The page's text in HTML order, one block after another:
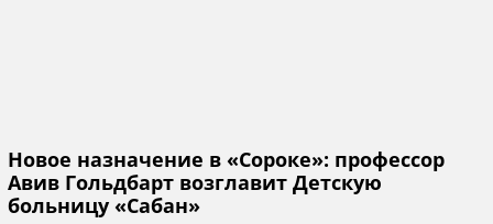
Новое назначение в «Сороке»: профессор
Авив Гольдбарт возглавит Детскую
больницу «Сабан»